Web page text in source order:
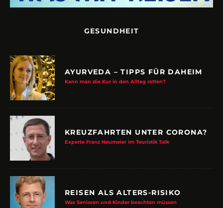
GESUNDHEIT
AYURVEDA – TIPPS FÜR DAHEIM
Kann man die Kur in den Alltag retten?
KREUZFAHRTEN UNTER CORONA?
Experte Franz Neumeier im Touristik Talk
REISEN ALS ALTERS-RISIKO
Was Senioren und Kinder beachten müssen